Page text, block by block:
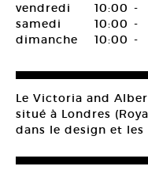
vendredi
10:00 -
samedi
10:00 -
dimanche
10:00 -
Le Victoria and
situé à Londres
dans le design et